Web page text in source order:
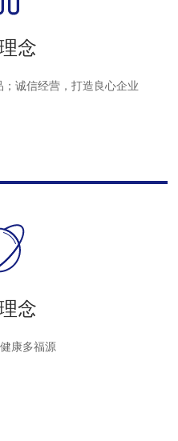
念
诚信经营，打造良心企业
念
康多福源